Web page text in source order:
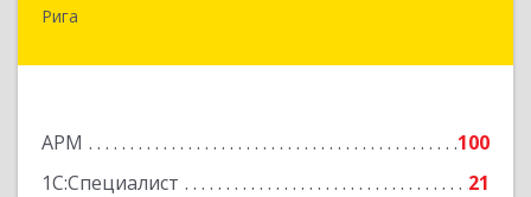
Рига
АРМ
100
1С:Специалист
21